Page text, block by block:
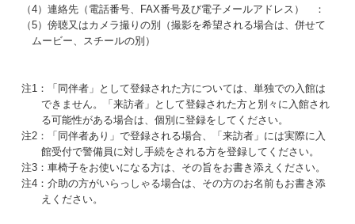
（4）連絡先（電話番号、FAX番号及び電子メールアドレス） ：
（5）傍聴又はカメラ撮りの別（撮影を希望される場合は、併せて
ムービー、スチールの別）
注1：「同伴者」として登録された方については、単独での入館は
できません。「来訪者」として登録された方と別々に入館され
る可能性がある場合は、個別に登録をしてください。
注2：「同伴者あり」で登録される場合、「来訪者」には実際に入
館受付で警備員に対し手続をされる方を登録してください。
注3：車椅子をお使いになる方は、その旨をお書き添えください。
注4：介助の方がいらっしゃる場合は、その方のお名前もお書き添
えください。